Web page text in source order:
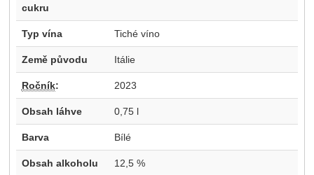
cukru
Typ vína Tiché víno
Země původu Itálie
Ročník: 2023
Obsah láhve 0,75 l
Barva Bílé
Obsah alkoholu 12,5 %